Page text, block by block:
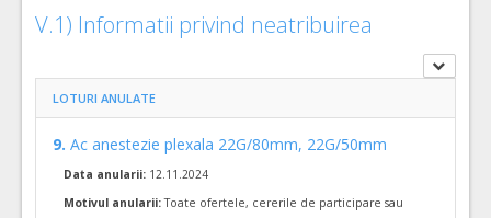
COD CPV:
33141624-0 Truse de administrare (Rev.2)
3.900,00 - 187.200,00 Leu
7. Sonde iot flexometalice(LOT-0007)
COD CPV: 33141641-5 Sonde (Rev.2)
V.1) Informatii privind neatribuirea
LOTURI ANULATE
9. Ac anestezie plexala 22G/80mm, 22G/50mm
Data anularii: 12.11.2024
Motivul anularii:Toate ofertele, cererile de participare sau